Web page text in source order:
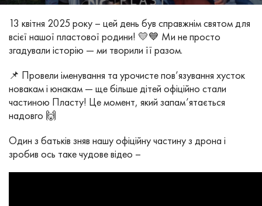
13 квітня 2025 року – цей день був справжнім святом для
всієї нашої пластової родини! 💛💙 Ми не просто
згадували історію — ми творили її разом.
📌 Провели іменування та урочисте пов’язування хусток
новакам і юнакам — ще більше дітей офіційно стали
частиною Пласту! Це момент, який запам’ятається
надовго 🙌
Один з батьків зняв нашу офіційну частину з дрона і
зробив ось таке чудове відео –